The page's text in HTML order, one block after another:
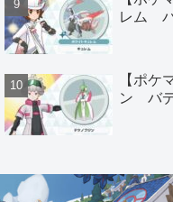
レム
【ポケ
ン バ